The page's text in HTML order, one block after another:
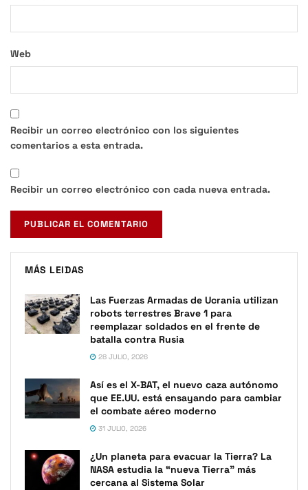
Web
Recibir un correo electrónico con los siguientes
comentarios a esta entrada.
Recibir un correo electrónico con cada nueva entrada.
MÁS LEIDAS
Las Fuerzas Armadas de Ucrania utilizan
robots terrestres Brave 1 para
reemplazar soldados en el frente de
batalla contra Rusia
28 JULIO, 2026
Así es el X-BAT, el nuevo caza autónomo
que EE.UU. está ensayando para cambiar
el combate aéreo moderno
31 JULIO, 2026
¿Un planeta para evacuar la Tierra? La
NASA estudia la “nueva Tierra” más
cercana al Sistema Solar